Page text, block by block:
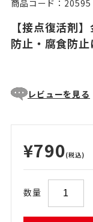
商品コード：20595
【接点復活剤
防止・腐食防止
レビューを見る
¥790(税込)
数量